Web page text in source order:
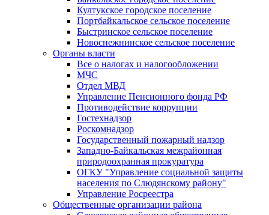
Култукское городское поселение
Портбайкальское сельское поселение
Быстринское сельское поселение
Новоснежнинское сельское поселение
Органы власти
Все о налогах и налогообложении
МЧС
Отдел МВД
Управление Пенсионного фонда РФ
Противодействие коррупции
Гостехнадзор
Роскомнадзор
Государственный пожарный надзор
Западно-Байкальская межрайонная
природоохранная прокуратура
ОГКУ "Управление социальной защиты
населения по Слюдянскому району"
Управление Росреестра
Общественные организации района